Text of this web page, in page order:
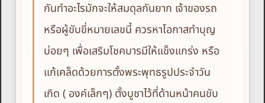
กันทำอะไรมักจะให้สมดุลกันยาก เจ้าของรถ
หรือผู้ขับขี่หมายเลขนี้ ควรหาโอกาสทำบุญ
บ่อยๆ เพื่อเสริมโชคบารมีให้แข็งแกร่ง หรือ
แก้เคล็ดด้วยการตั้งพระพุทธรูปประจำวัน
เกิด ( องค์เล็กๆ) ตั้งบูชาไว้ที่ด้านหน้าคนขับ